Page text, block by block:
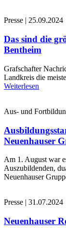
Presse | 25.09.2024
Das sind die
Bentheim
Grafschafter
Landkreis die
Weiterlesen
Aus- und
Neuenhauser
Am 1. August war
Auszubildenden,
Neuenhauser
Presse | 31.07.2024
Neuenhauser